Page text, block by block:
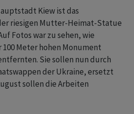
Kiew ist das
riesigen Mutter-Heimat-Statue
Fotos war zu sehen, wie
Meter hohen Monument
Sie sollen nun durch
der Ukraine, ersetzt
sollen die Arbeiten